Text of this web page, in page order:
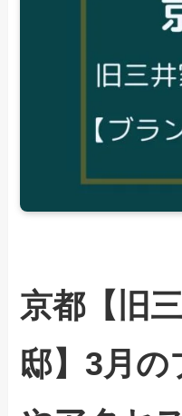
京都【旧
邸】3月の